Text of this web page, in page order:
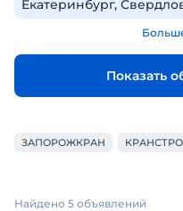
Показать
ЗАПОРОЖКРАН
Найдено 5 объявлений